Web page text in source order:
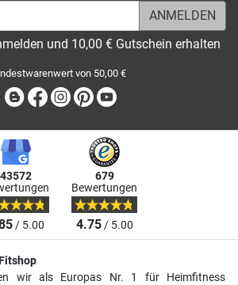
und 10,00 € Gutschein erhalten
von 50,00 €
BlogFacebook
Instagram
Pinterest
43572
/ 5.00
679
Bewertungen
4.75/ 5.00
wir als Europas Nr. 1 für Heimfitness